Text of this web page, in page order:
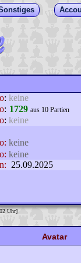
: keine
: 1729 aus 10 Partien
: keine
keine
keine
25.09.2025
Uhr]
Avatar